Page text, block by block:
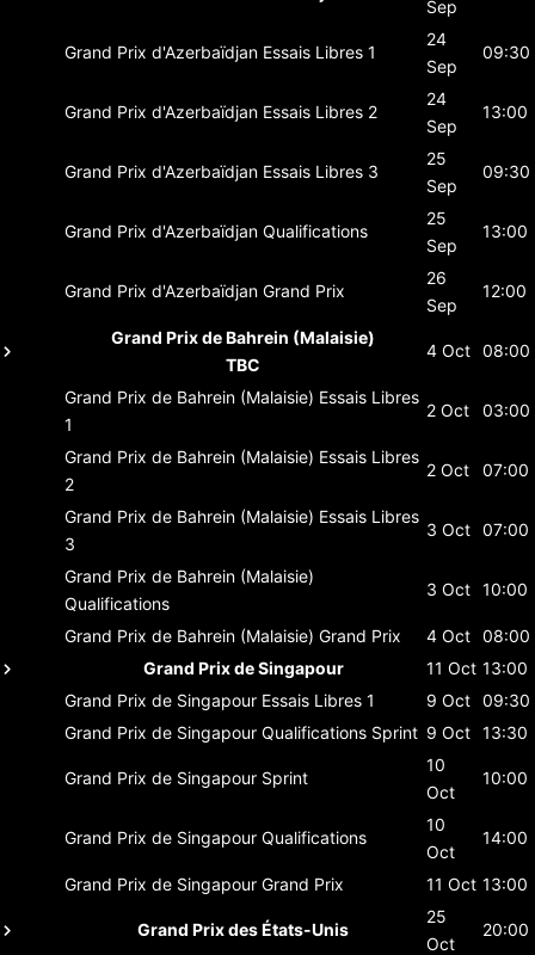
Sep
Grand Prix d'Azerbaïdjan Essais Libres 1
24
Sep
09:30
Grand Prix d'Azerbaïdjan Essais Libres 2
24
Sep
13:00
Grand Prix d'Azerbaïdjan Essais Libres 3
25
Sep
09:30
Grand Prix d'Azerbaïdjan Qualifications
25
Sep
13:00
Grand Prix d'Azerbaïdjan Grand Prix
26
Sep
12:00
Grand Prix de Bahrein (Malaisie)
TBC
4 Oct 08:00
Grand Prix de Bahrein (Malaisie) Essais Libres
1
2 Oct 03:00
Grand Prix de Bahrein (Malaisie) Essais Libres
2
2 Oct 07:00
Grand Prix de Bahrein (Malaisie) Essais Libres
3
3 Oct 07:00
Grand Prix de Bahrein (Malaisie)
Qualifications
3 Oct 10:00
Grand Prix de Bahrein (Malaisie) Grand Prix 4 Oct 08:00
Grand Prix de Singapour
11 Oct 13:00
Grand Prix de Singapour Essais Libres 1 9 Oct 09:30
Grand Prix de Singapour Qualifications Sprint 9 Oct 13:30
Grand Prix de Singapour Sprint
10
Oct
10:00
Grand Prix de Singapour Qualifications
10
Oct
14:00
Grand Prix de Singapour Grand Prix 11 Oct 13:00
Grand Prix des États-Unis
25
Oct
20:00